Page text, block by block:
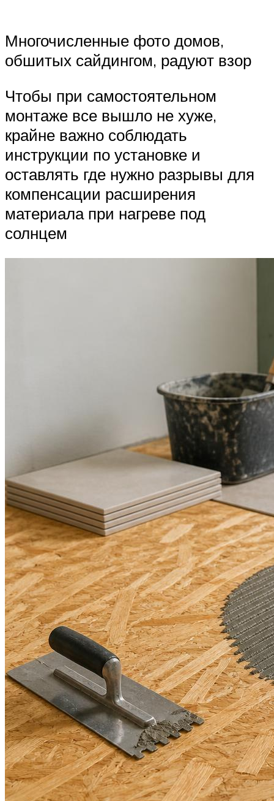
Многочисленные фото домов,
обшитых сайдингом, радуют взор
Чтобы при самостоятельном
монтаже все вышло не хуже,
крайне важно соблюдать
инструкции по установке и
оставлять где нужно разрывы для
компенсации расширения
материала при нагреве под
солнцем